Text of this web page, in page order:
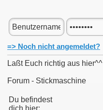
=> Noch nicht angemeldet?
Laßt Euch richtig aus hier^^
Forum - Stickmaschine
Du befindest
dich hier: